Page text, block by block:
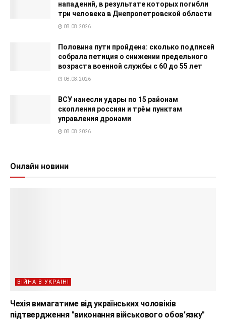
нападений, в результате которых погибли
три человека в Днепропетровской области
08.08.2026
Половина пути пройдена: сколько подписей
собрала петиция о снижении предельного
возраста военной службы с 60 до 55 лет
08.08.2026
ВСУ нанесли удары по 15 районам
скопления россиян и трём пунктам
управления дронами
08.08.2026
Онлайн новини
ВІЙНА В УКРАЇНІ
Чехія вимагатиме від українських чоловіків
підтвердження "виконання військового обов'язку"